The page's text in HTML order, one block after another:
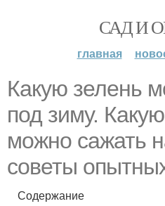
САД И
главная
Какую зелень
под зиму.
можно сажать
советы
Содержание